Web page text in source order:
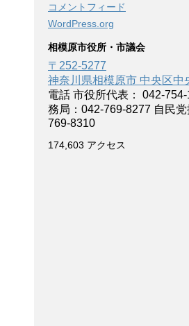
コメントフィード
WordPress.org
相模原市役所・市議会
〒252-5277
神奈川県相模原市 中央区中
電話 市役所代表： 042-
務局：042-769-8277 自民
769-8310
174,603 アクセス